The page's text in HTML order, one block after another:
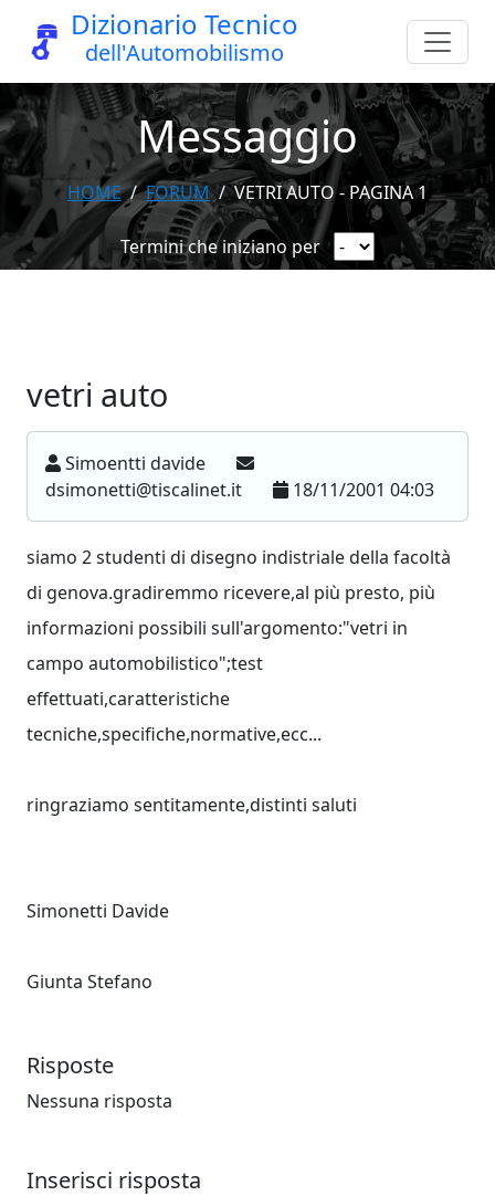
Dizionario Tecnico
dell'Automobilismo
Messaggio
HOME FORUM VETRI AUTO - PAGINA 1
Termini che iniziano per
vetri auto
Simoentti davide
dsimonetti@tiscalinet.it
18/11/2001 04:03
siamo 2 studenti di disegno indistriale della facoltà
di genova.gradiremmo ricevere,al più presto, più
informazioni possibili sull'argomento:"vetri in
campo automobilistico";test
effettuati,caratteristiche
tecniche,specifiche,normative,ecc...
ringraziamo sentitamente,distinti saluti
Simonetti Davide
Giunta Stefano
Risposte
Nessuna risposta
Inserisci risposta